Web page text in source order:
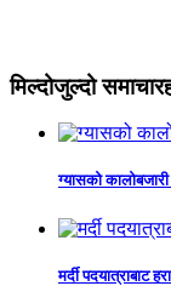
मिल्दोजुल्दो
ग्यासको
मर्दी पदयात्राबाट